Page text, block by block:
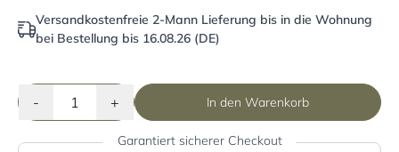
Versandkostenfreie 2-Mann Lieferung bis in die Wohnung
bei Bestellung bis 16.08.26 (DE)
- + In den Warenkorb
Garantiert sicherer Checkout